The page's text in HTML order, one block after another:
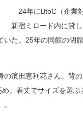
24年にBtoC（企業
新宿ミロード内に貸
いた。25年の同館の閉
濱田恵利花さん。背
。着丈でサイズを選